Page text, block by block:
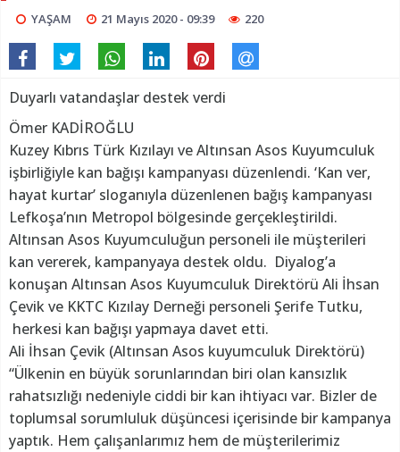
YAŞAM 21 Mayıs 2020 - 09:39 220
Duyarlı vatandaşlar destek verdi
Ömer KADİROĞLU
Kuzey Kıbrıs Türk Kızılayı ve Altınsan Asos Kuyumculuk
işbirliğiyle kan bağışı kampanyası düzenlendi. ‘Kan ver,
hayat kurtar’ sloganıyla düzenlenen bağış kampanyası
Lefkoşa’nın Metropol bölgesinde gerçekleştirildi.
Altınsan Asos Kuyumculuğun personeli ile müşterileri
kan vererek, kampanyaya destek oldu. Diyalog’a
konuşan Altınsan Asos Kuyumculuk Direktörü Ali İhsan
Çevik ve KKTC Kızılay Derneği personeli Şerife Tutku,
herkesi kan bağışı yapmaya davet etti.
Ali İhsan Çevik (Altınsan Asos kuyumculuk Direktörü)
“Ülkenin en büyük sorunlarından biri olan kansızlık
rahatsızlığı nedeniyle ciddi bir kan ihtiyacı var. Bizler de
toplumsal sorumluluk düşüncesi içerisinde bir kampanya
yaptık. Hem çalışanlarımız hem de müşterilerimiz